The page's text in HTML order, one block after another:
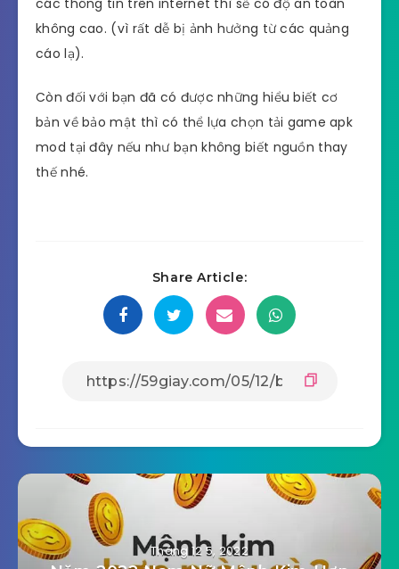
các thông tin trên internet thì sẽ có độ an toàn
không cao. (vì rất dễ bị ảnh hưởng từ các quảng
cáo lạ).
Còn đối với bạn đã có được những hiểu biết cơ
bản về bảo mật thì có thể lựa chọn tải game apk
mod tại đây nếu như bạn không biết nguồn thay
thế nhé.
Share Article:
Tháng 12 5, 2022